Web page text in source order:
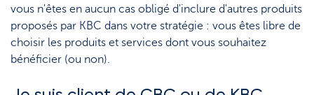
vous n'êtes en aucun cas obligé d'inclure d'autres produits
proposés par KBC dans votre stratégie : vous êtes libre de
choisir les produits et services dont vous souhaitez
bénéficier (ou non).